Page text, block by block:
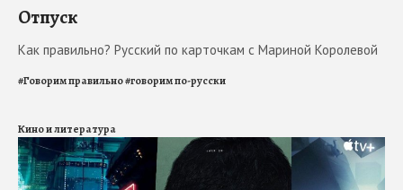
Отпуск
Как правильно? Русский по карточкам с Мариной Королевой
#Говорим правильно#говорим по-русски
Кино и литература